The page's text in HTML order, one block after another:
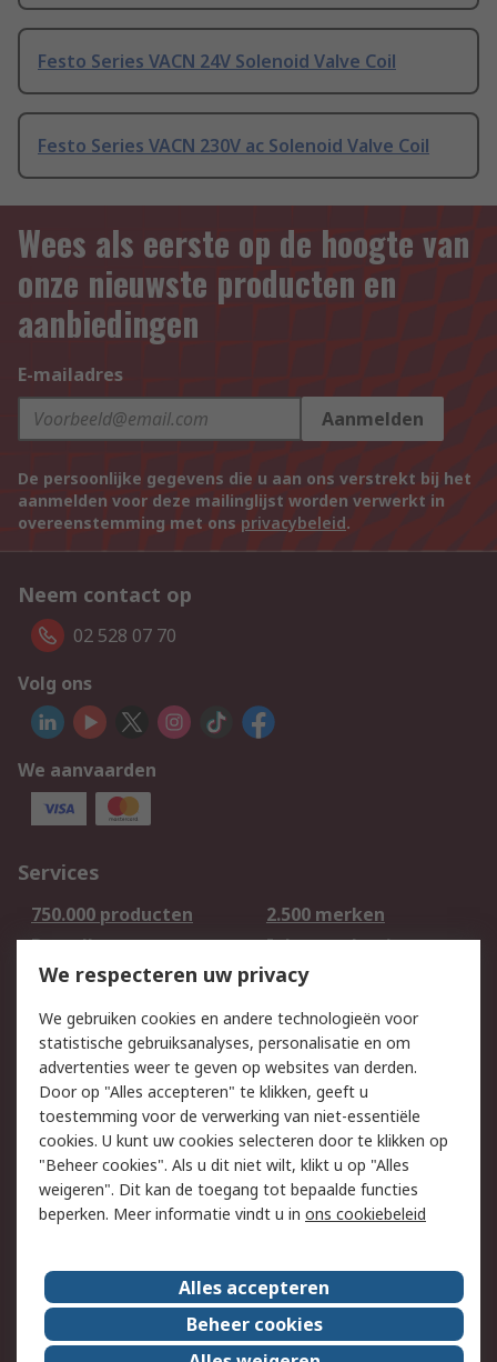
Festo Series VACN 24V Solenoid Valve Coil
Festo Series VACN 230V ac Solenoid Valve Coil
Wees als eerste op de hoogte van
onze nieuwste producten en
aanbiedingen
E-mailadres
Aanmelden
De persoonlijke gegevens die u aan ons verstrekt bij het
aanmelden voor deze mailinglijst worden verwerkt in
overeenstemming met ons privacybeleid.
Neem contact op
02 528 07 70
Volg ons
We aanvaarden
Services
750.000 producten
2.500 merken
Bestellen
Inkoopoplossingen
Retouren
Technisch advies
Track & Trace
Wettelijk
Cookiebeleid
Email veiligheid
Privacybeleid -
Bijgewerkt
Websitevoorwaarden
Algemene
verkoopvoorwaarden
Over RS
RS Group
Over ons
RS wereldwijd
Werken bij RS
We respecteren uw privacy
We gebruiken cookies en andere technologieën voor
statistische gebruiksanalyses, personalisatie en om
advertenties weer te geven op websites van derden.
Door op "Alles accepteren" te klikken, geeft u
toestemming voor de verwerking van niet-essentiële
cookies. U kunt uw cookies selecteren door te klikken op
"Beheer cookies". Als u dit niet wilt, klikt u op "Alles
weigeren". Dit kan de toegang tot bepaalde functies
beperken. Meer informatie vindt u in ons cookiebeleid
Alles accepteren
Beheer cookies